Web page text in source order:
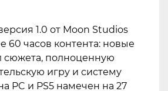
1.0 от Moon Studios
60 часов контента: новые
сюжета, полноценную
игру и систему
PC и PS5 намечен на 27